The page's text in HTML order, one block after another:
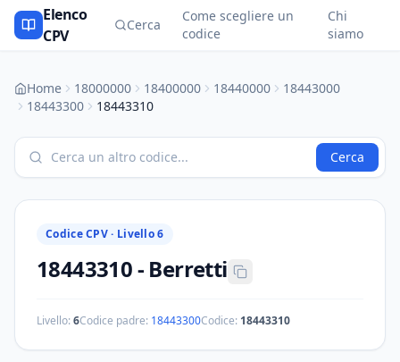
Elenco
CPV
Cerca
Come scegliere un
codice
Chi
siamo
Home 18000000 18400000 18440000
18443000
18443300
18443310
Cerca
Codice CPV · Livello 6
18443310- Berretti
Livello:6Codice padre: 18443300Codice: 18443310